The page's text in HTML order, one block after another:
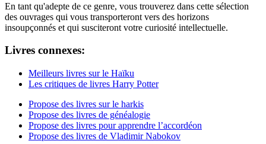
En tant qu'adepte de ce genre, vous trouverez dans cette sélection
des ouvrages qui vous transporteront vers des horizons
insoupçonnés et qui susciteront votre curiosité intellectuelle.
Livres connexes:
Meilleurs livres sur le Haïku
Les critiques de livres Harry Potter
Propose des livres sur le harkis
Propose des livres de généalogie
Propose des livres pour apprendre l’accordéon
Propose des livres de Vladimir Nabokov